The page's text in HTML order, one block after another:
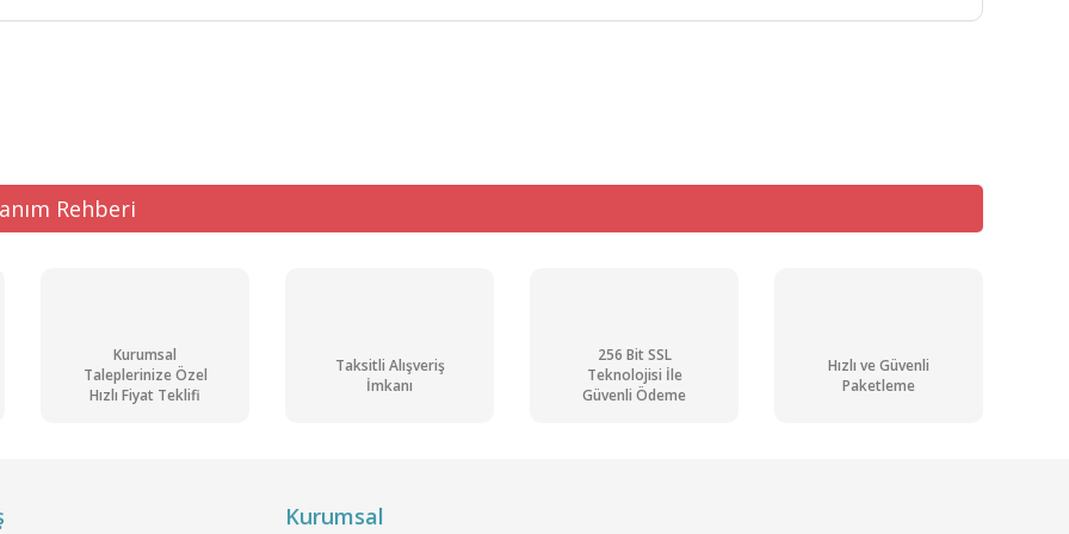
Rehberi
Kurumsal
Taleplerinize Özel
Hızlı Fiyat Teklifi
Taksitli Alışveriş
İmkanı
256 Bit SSL
Teknolojisi İle
Güvenli Ödeme
Hızlı ve Güvenli
Paketleme
Kurumsal